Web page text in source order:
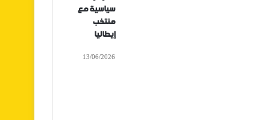
سياسية مع
منتخب
إيطاليا
13/06/2026